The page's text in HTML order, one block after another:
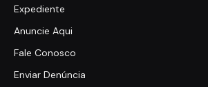
Expediente
Anuncie Aqui
Fale Conosco
Enviar Denúncia